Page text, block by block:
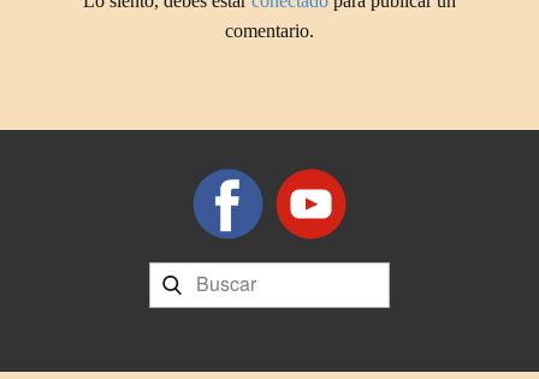
comentario.